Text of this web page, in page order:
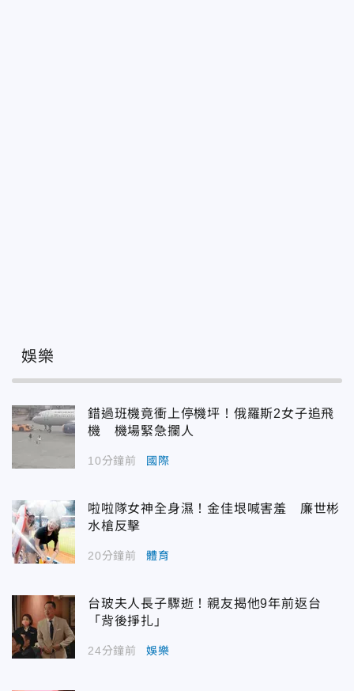
娛樂
錯過班機竟衝上停機坪！俄羅斯2女子追飛
機 機場緊急攔人
10分鐘前 國際
啦啦隊女神全身濕！金佳垠喊害羞 廉世彬
水槍反擊
20分鐘前 體育
台玻夫人長子驟逝！親友揭他9年前返台
「背後掙扎」
24分鐘前 娛樂